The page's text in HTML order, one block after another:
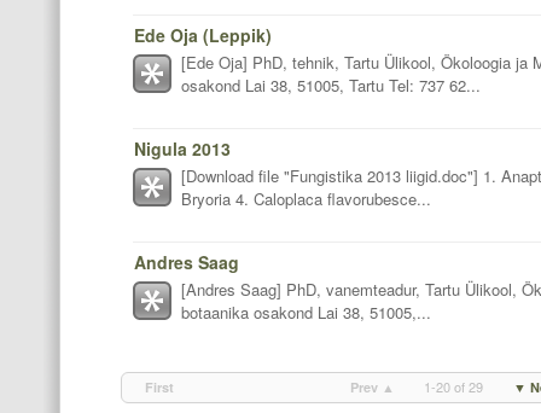
Ede Oja (Leppik)
[Ede Oja] PhD, tehnik, Tartu Ülikool, Ökoloogia ja
osakond Lai 38, 51005, Tartu Tel: 737 62...
Nigula 2013
[Download file "Fungistika 2013 liigid.doc"] 1.
Bryoria 4. Caloplaca flavorubesce...
Andres Saag
[Andres Saag] PhD, vanemteadur, Tartu Ülikool,
botaanika osakond Lai 38, 51005,...
First Prev ▲ 1-20 of 29 ▼